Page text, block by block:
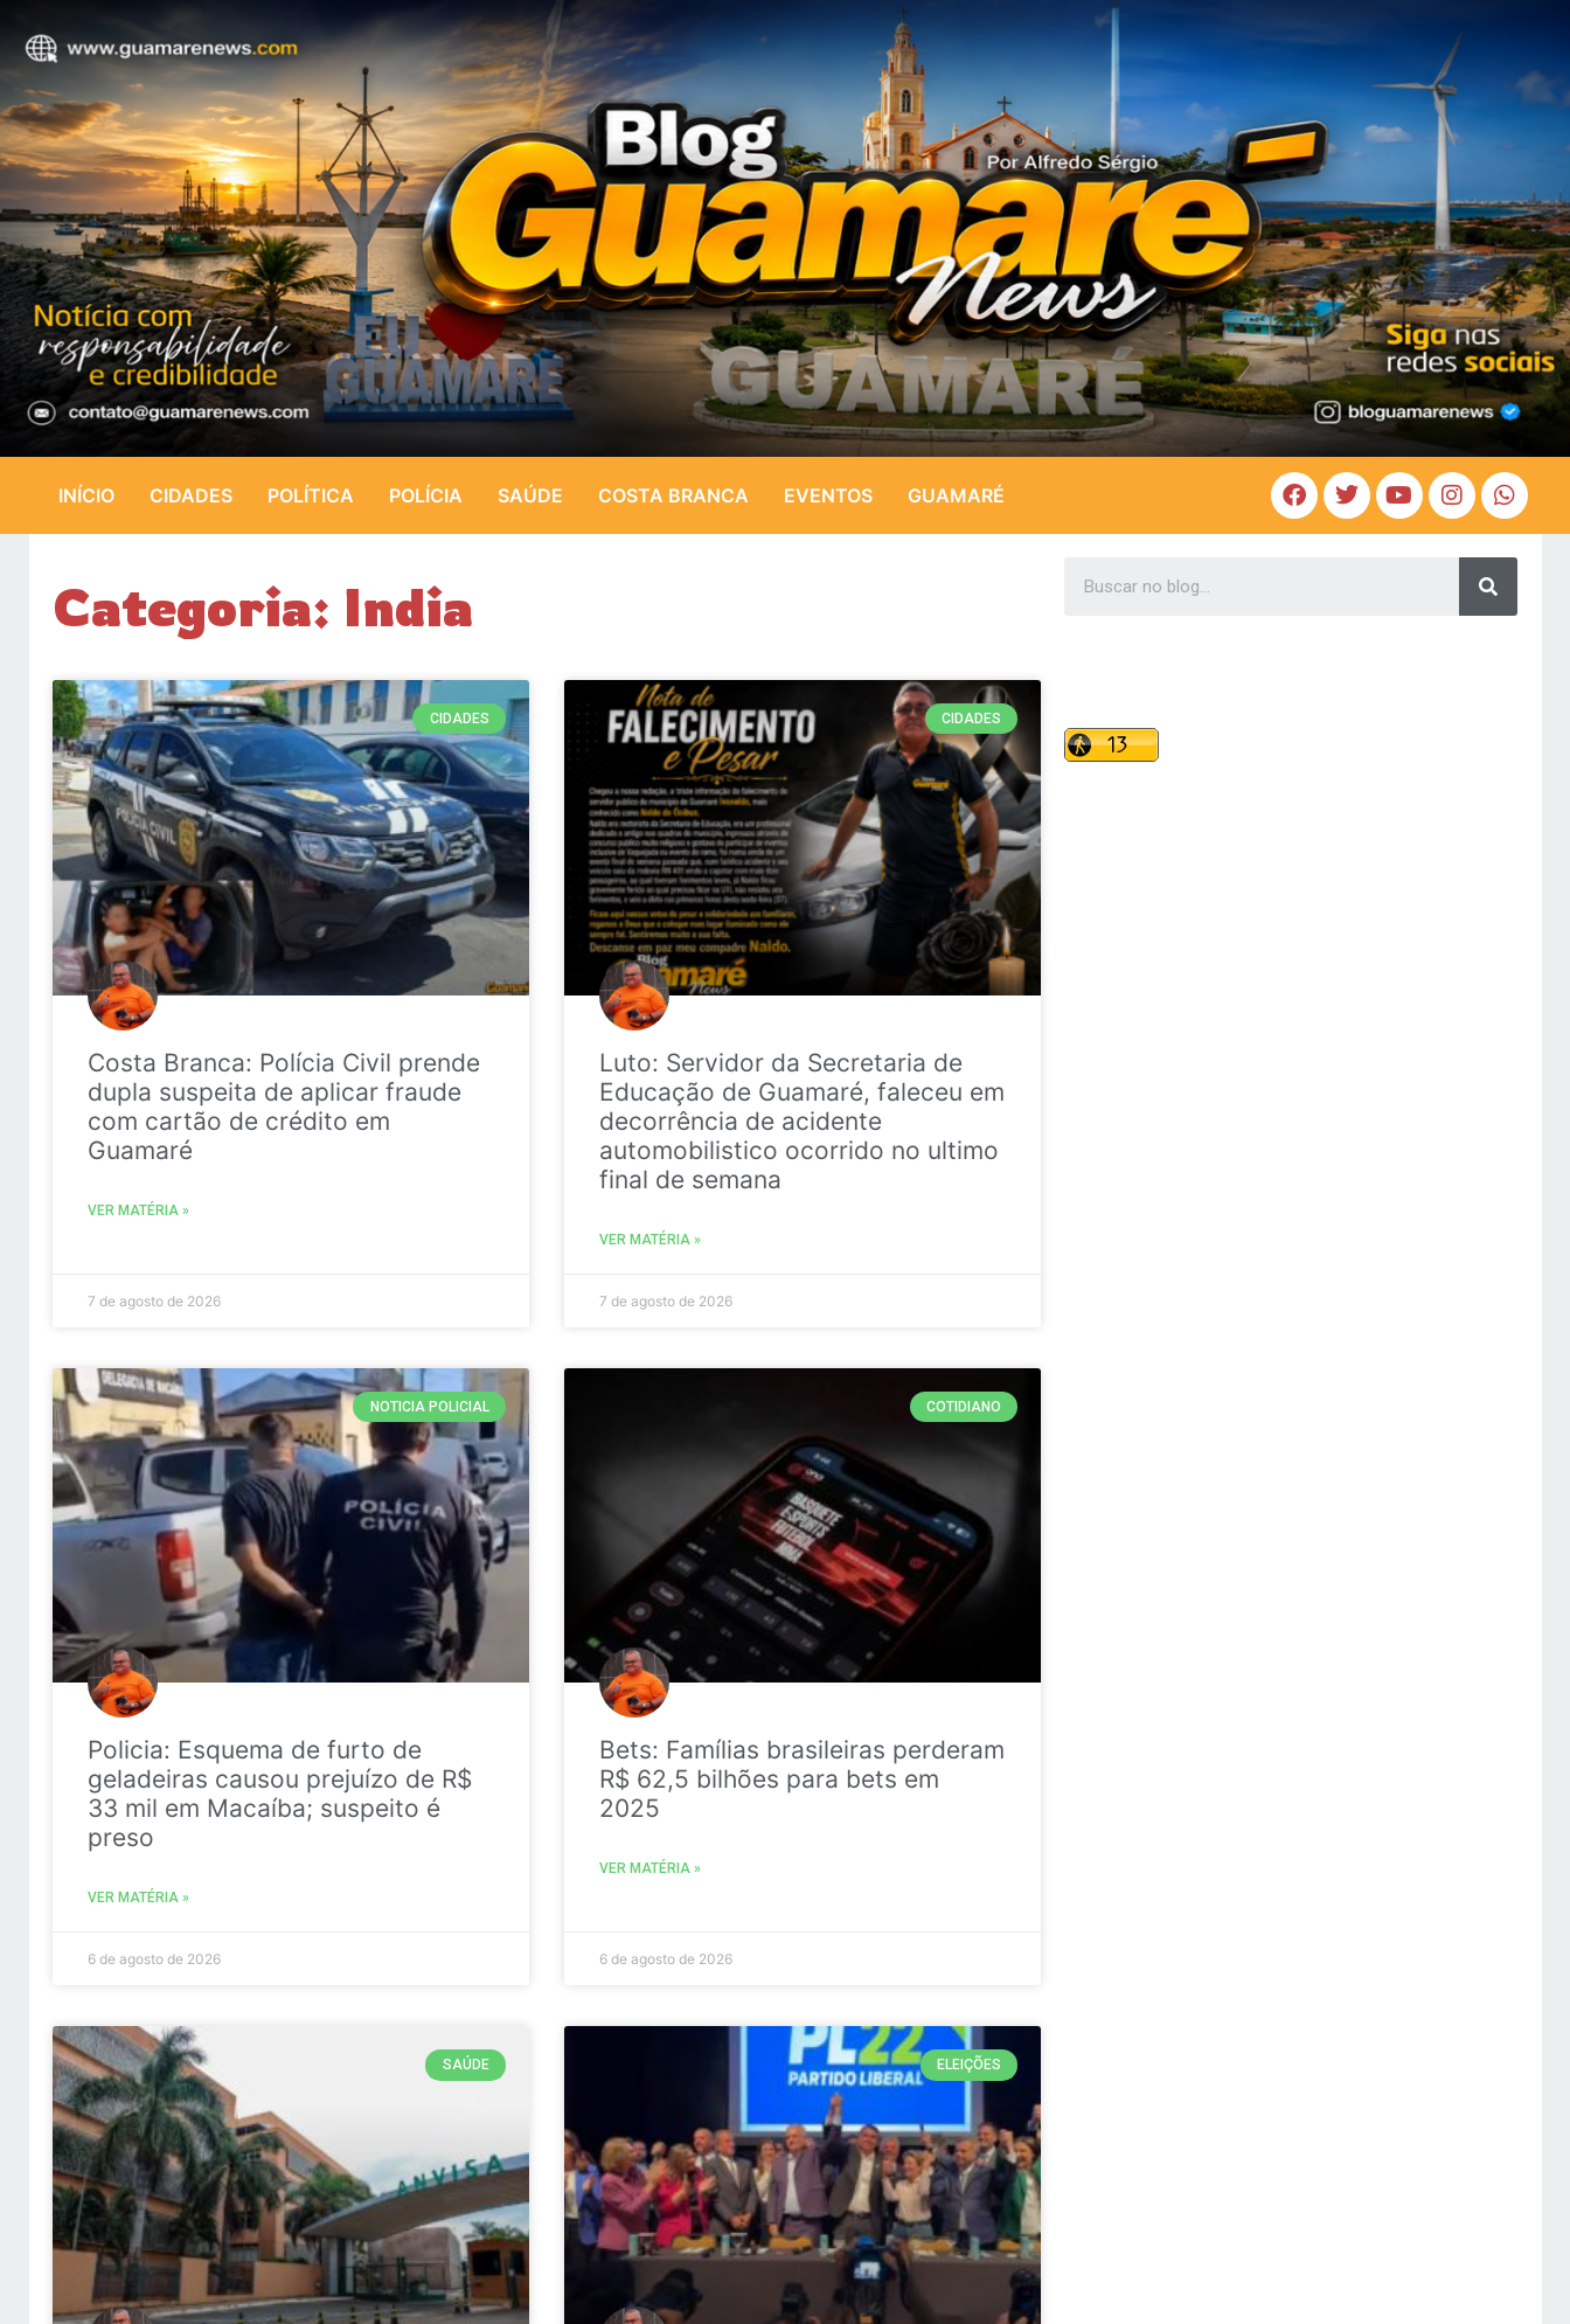
INÍCIO CIDADES POLÍTICA POLÍCIA SAÚDE COSTA BRANCA EVENTOS GUAMARÉ
Categoria: India
CIDADES
Costa Branca: Polícia Civil prende
dupla suspeita de aplicar fraude
com cartão de crédito em
Guamaré
VER MATÉRIA »
7 de agosto de 2026
CIDADES
Luto: Servidor da Secretaria de
Educação de Guamaré, faleceu em
decorrência de acidente
automobilistico ocorrido no ultimo
final de semana
VER MATÉRIA »
7 de agosto de 2026
NOTICIA POLICIAL
Policia: Esquema de furto de
geladeiras causou prejuízo de R$
33 mil em Macaíba; suspeito é
preso
VER MATÉRIA »
6 de agosto de 2026
COTIDIANO
Bets: Famílias brasileiras perderam
R$ 62,5 bilhões para bets em
2025
VER MATÉRIA »
6 de agosto de 2026
SAÚDE ELEIÇÕES